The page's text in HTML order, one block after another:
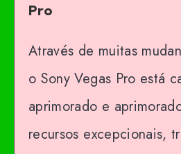
Pro
Através de muitas
o Sony Vegas Pro está
aprimorado e
recursos excepcionais,